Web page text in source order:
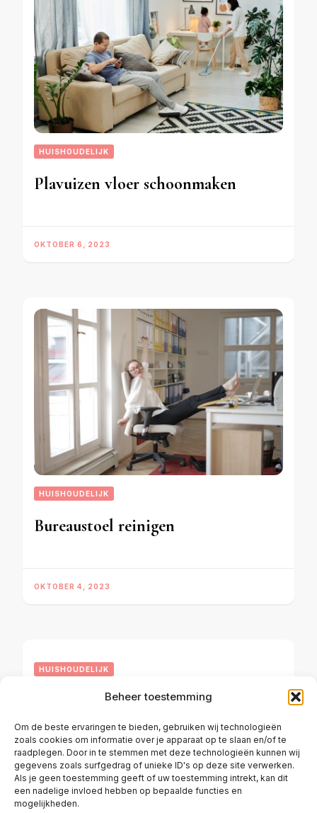
Beheer toestemming
Om de beste ervaringen te bieden, gebruiken wij technologieën
zoals cookies om informatie over je apparaat op te slaan en/of te
raadplegen. Door in te stemmen met deze technologieën kunnen wij
gegevens zoals surfgedrag of unieke ID's op deze site verwerken.
Als je geen toestemming geeft of uw toestemming intrekt, kan dit
een nadelige invloed hebben op bepaalde functies en
mogelijkheden.
HUISHOUDELIJK
Plavuizen vloer schoonmaken
OKTOBER 6, 2023
HUISHOUDELIJK
Bureaustoel reinigen
OKTOBER 4, 2023
HUISHOUDELIJK
Koper poetsen
OKTOBER 3, 2023